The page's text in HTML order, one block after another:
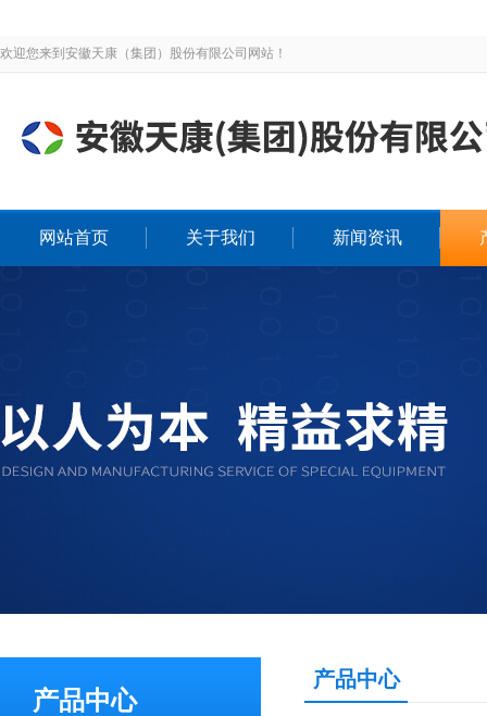
欢迎您来到安徽天康（集团）股份有限公司网站！
网站首页 关于我们 新闻资讯
产品中心
产品中心